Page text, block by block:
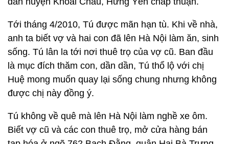
Tới tháng 4/2010, Tú được mãn hạn tù. Khi về nhà,
anh ta biết vợ và hai con đã lên Hà Nội làm ăn, sinh
sống. Tú lân la tới nơi thuê trọ của vợ cũ. Ban đầu
là mục đích thăm con, dần dần, Tú thổ lộ với chị
Huệ mong muốn quay lại sống chung nhưng không
được chị này đồng ý.
Tú không về quê mà lên Hà Nội làm nghề xe ôm.
Biết vợ cũ và các con thuê trọ, mở cửa hàng bán